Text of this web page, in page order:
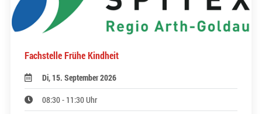
Fachstelle Frühe Kindheit
Di, 15. September 2026
08:30 - 11:30 Uhr